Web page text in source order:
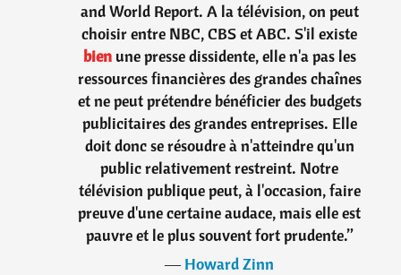
and World Report. A la télévision, on peut
choisir entre NBC, CBS et ABC. S'il existe
bienune presse dissidente, elle n'a pas les
ressources financières des grandes chaînes
et ne peut prétendre bénéficier des budgets
publicitaires des grandes entreprises. Elle
doit donc se résoudre à n'atteindre qu'un
public relativement restreint. Notre
télévision publique peut, à l'occasion, faire
preuve d'une certaine audace, mais elle est
pauvre et le plus souvent fort prudente.”
―Howard Zinn